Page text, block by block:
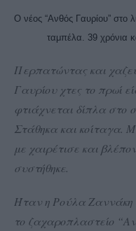
Ο νέος “Ανθός Γαυρίου” στο
ταμπέλα. 39 χρόνια
Περπατώντας και
Γαυρίου χτες το πρωί
φτιάχνεται δίπλα στο
Στάθηκα και κοίταγα.
με χαιρέτισε και
συστήθηκε.
Ήταν η Ρούλα Ζαννάκη
το ζαχαροπλαστείο